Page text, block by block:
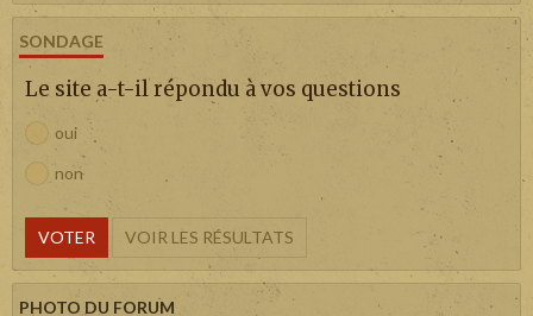
SONDAGE
Le site a-t-il répondu à vos questions
oui
non
VOTER VOIR LES RÉSULTATS
PHOTO DU FORUM